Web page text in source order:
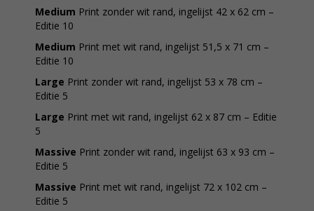
Medium Print zonder wit rand, ingelijst 42 x 62 cm –
Editie 10
Medium Print met wit rand, ingelijst 51,5 x 71 cm –
Editie 10
Large Print zonder wit rand, ingelijst 53 x 78 cm –
Editie 5
Large Print met wit rand, ingelijst 62 x 87 cm – Editie
5
Massive Print zonder wit rand, ingelijst 63 x 93 cm –
Editie 5
Massive Print met wit rand, ingelijst 72 x 102 cm –
Editie 5